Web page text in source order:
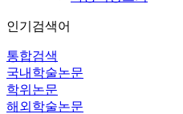
인기검색어
통합검색
국내학술논문
학위논문
해외학술논문